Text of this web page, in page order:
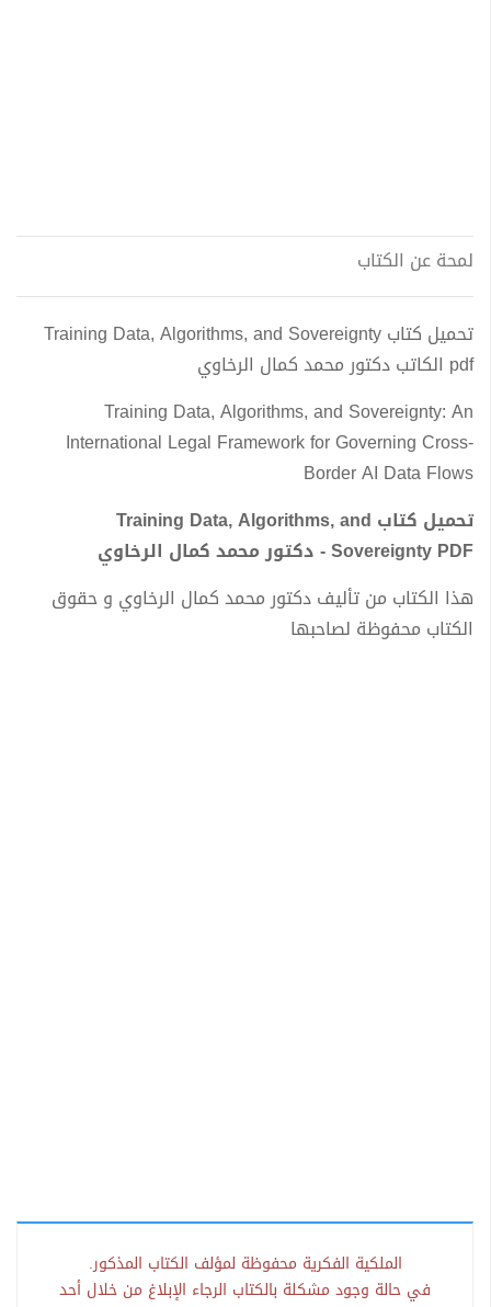
لمحة عن الكتاب
تحميل كتاب Training Data, Algorithms, and Sovereignty
pdf الكاتب دكتور محمد كمال الرخاوي
Training Data, Algorithms, and Sovereignty: An
International Legal Framework for Governing Cross-
Border AI Data Flows
تحميل كتاب Training Data, Algorithms, and
Sovereignty PDF - دكتور محمد كمال الرخاوي
هذا الكتاب من تأليف دكتور محمد كمال الرخاوي و حقوق
الكتاب محفوظة لصاحبها
الملكية الفكرية محفوظة لمؤلف الكتاب المذكور.
في حالة وجود مشكلة بالكتاب الرجاء الإبلاغ من خلال أحد